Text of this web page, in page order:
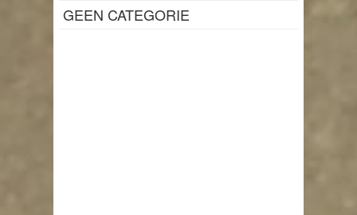
GEEN CATEGORIE